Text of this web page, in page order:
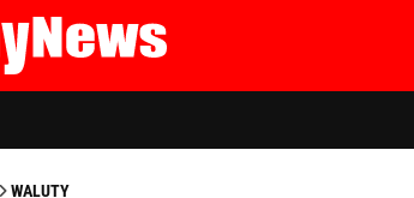
WALUTY